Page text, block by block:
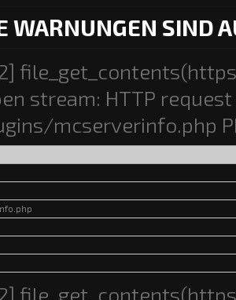
WARNUNGEN SIND
stream: HTTP
mcserverinfo.php